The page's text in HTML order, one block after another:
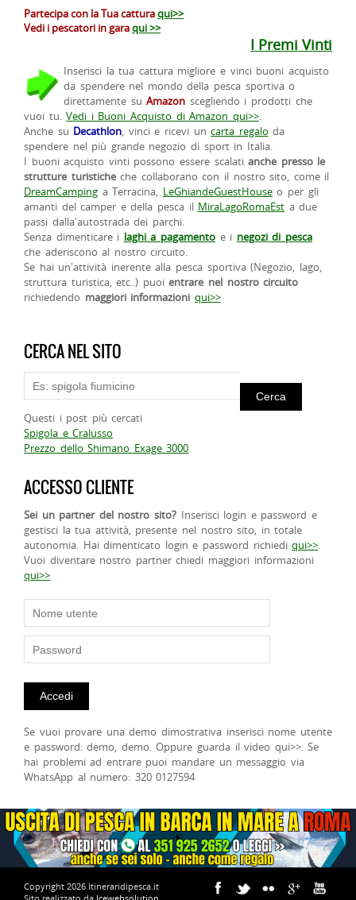
Partecipa con la Tua catturaqui>>
Vedi i pescatori in garaqui >>
I Premi Vinti
Inserisci la tua cattura migliore e vinci buoni acquisto
da spendere nel mondo della pesca sportiva o
direttamente suAmazon scegliendo i prodotti che
vuoi tu.Vedi i Buoni Acquisto di Amazon qui>>.
Anche su Decathlon, vinci e ricevi uncarta regalo da
spendere nel più grande negozio di sport in Italia.
I buoni acquisto vinti possono essere scalatianche presso le
strutture turisticheche collaborano con il nostro sito, come il
DreamCamping a Terracina, LeGhiandeGuestHouseo per gli
amanti del camper e della pesca il MiraLagoRomaEst a due
passi dalla'autostrada dei parchi.
Senza dimenticare i laghi a pagamento e i negozi di pesca
che aderiscono al nostro circuito.
Se hai un'attività inerente alla pesca sportiva (Negozio, lago,
struttura turistica, etc..) puoientrare nel nostro circuito
richiedendo maggiori informazioni qui>>
CERCA NEL SITO
Questi i post più cercati
Spigola e Cralusso
Prezzo dello Shimano Exage 3000
ACCESSO CLIENTE
Sei un partner del nostro sito? Inserisci login e password e
gestisci la tua attività, presente nel nostro sito, in totale
autonomia. Hai dimenticato login e password richiediqui>>.
Vuoi diventare nostro partner chiedi maggiori informazioni
qui>>
Se vuoi provare una demo dimostrativa inserisci nome utente
e password: demo, demo. Oppure guarda il video qui>>. Se
hai problemi ad entrare puoi mandare un messaggio via
WhatsApp al numero: 320 0127594
Copyright 2026 Itineraridipesca.it